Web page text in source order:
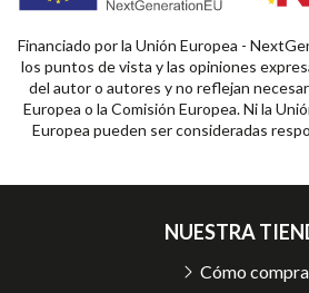
Financiado por la Unión Europea -
los puntos de vista y las opiniones
del autor o autores y no reflejan
Europea o la Comisión Europea. Ni la
Europea pueden ser consideradas
NUESTRA
Cómo